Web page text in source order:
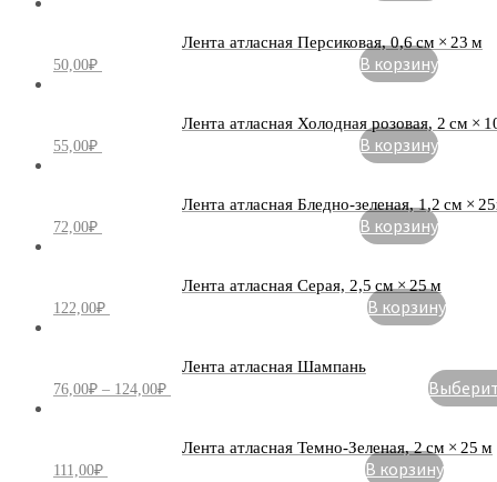
Лента атласная Персиковая, 0,6 см × 23 м
50,00₽ В корзину
Лента атласная Холодная розовая, 2 см ×
55,00₽ В корзину
Лента атласная Бледно-зеленая, 1,2 см ×
72,00₽ В корзину
Лента атласная Серая, 2,5 см × 25 м
122,00₽ В корзину
Лента атласная Шампань
76,00₽ – 124,00₽
Лента атласная Темно-Зеленая, 2 см × 25 м
111,00₽ В корзину